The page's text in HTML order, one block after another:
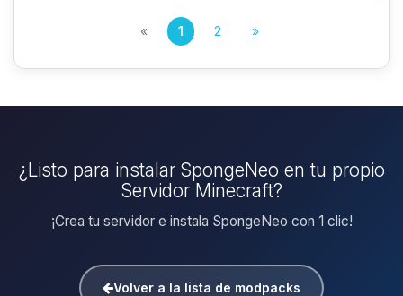
« 1 2 »
¿Listo para instalar SpongeNeo en tu propio
Servidor Minecraft?
¡Crea tu servidor e instala SpongeNeo con 1 clic!
Volver a la lista de modpacks